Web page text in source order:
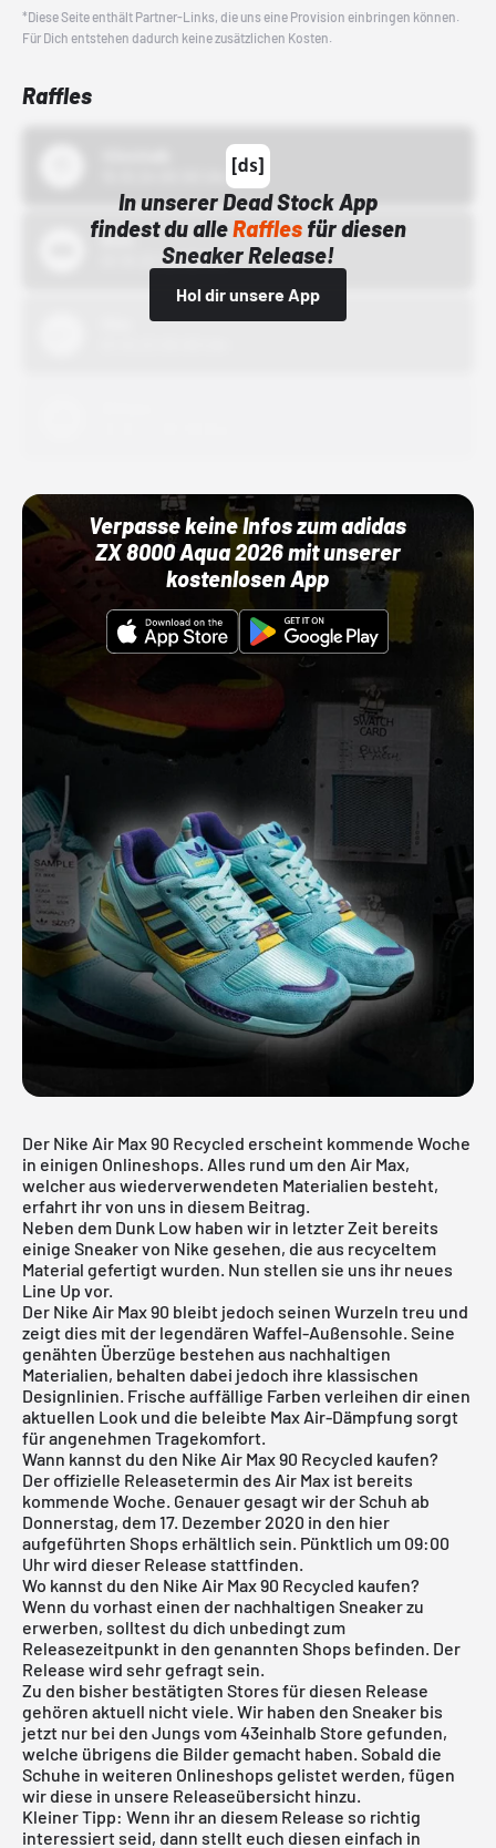
*Diese Seite enthält Partner-Links, die uns eine Provision einbringen können.
Für Dich entstehen dadurch keine zusätzlichen Kosten.
Raffles
In unserer Dead Stock App
findest du alleRafflesfür diesen
Sneaker Release!
Hol dir unsere App
Bstn
01.10.22 00:00 Uhr
Verpasse keine Infos zum adidas
ZX 8000 Aqua 2026 mit unserer
kostenlosen App
Der Nike Air Max 90 Recycled erscheint kommende Woche
in einigen Onlineshops. Alles rund um den Air Max,
welcher aus wiederverwendeten Materialien besteht,
erfahrt ihr von uns in diesem Beitrag.
Neben dem Dunk Low haben wir in letzter Zeit bereits
einige Sneaker von Nike gesehen, die aus recyceltem
Material gefertigt wurden. Nun stellen sie uns ihr neues
Line Up vor.
Der Nike Air Max 90 bleibt jedoch seinen Wurzeln treu und
zeigt dies mit der legendären Waffel-Außensohle. Seine
genähten Überzüge bestehen aus nachhaltigen
Materialien, behalten dabei jedoch ihre klassischen
Designlinien. Frische auffällige Farben verleihen dir einen
aktuellen Look und die beleibte Max Air-Dämpfung sorgt
für angenehmen Tragekomfort.
Wann kannst du den Nike Air Max 90 Recycled kaufen?
Der offizielle Releasetermin des Air Max ist bereits
kommende Woche. Genauer gesagt wir der Schuh ab
Donnerstag, dem 17. Dezember 2020 in den hier
aufgeführten Shops erhältlich sein. Pünktlich um 09:00
Uhr wird dieser Release stattfinden.
Wo kannst du den Nike Air Max 90 Recycled kaufen?
Wenn du vorhast einen der nachhaltigen Sneaker zu
erwerben, solltest du dich unbedingt zum
Releasezeitpunkt in den genannten Shops befinden. Der
Release wird sehr gefragt sein.
Zu den bisher bestätigten Stores für diesen Release
gehören aktuell nicht viele. Wir haben den Sneaker bis
jetzt nur bei den Jungs vom43einhalb Store gefunden,
welche übrigens die Bilder gemacht haben. Sobald die
Schuhe in weiteren Onlineshops gelistet werden, fügen
wir diese in unsere Releaseübersicht hinzu.
Kleiner Tipp: Wenn ihr an diesem Release so richtig
interessiert seid, dann stellt euch diesen einfach in